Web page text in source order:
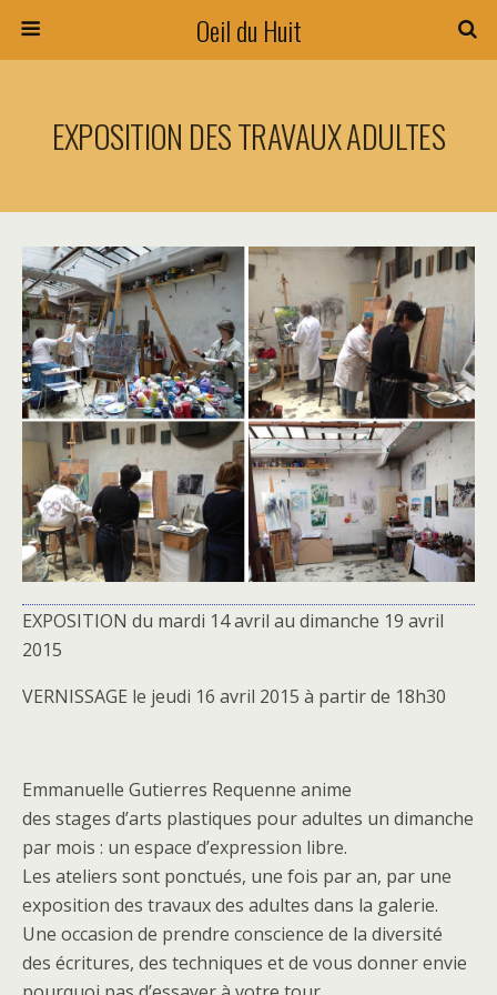
Oeil du Huit
EXPOSITION DES TRAVAUX ADULTES
EXPOSITION du mardi 14 avril au dimanche 19 avril
2015
VERNISSAGE le jeudi 16 avril 2015 à partir de 18h30
Emmanuelle Gutierres Requenne anime
des stages d’arts plastiques pour adultes un dimanche
par mois : un espace d’expression libre.
Les ateliers sont ponctués, une fois par an, par une
exposition des travaux des adultes dans la galerie.
Une occasion de prendre conscience de la diversité
des écritures, des techniques et de vous donner envie